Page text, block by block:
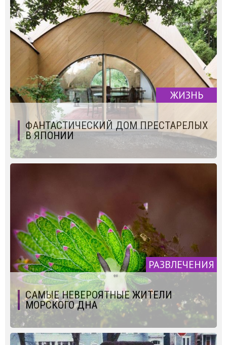
ЖИЗНЬ
ФАНТАСТИЧЕСКИЙ ДОМ ПРЕСТАРЕЛЫХ
В ЯПОНИИ
РАЗВЛЕЧЕНИЯ
САМЫЕ НЕВЕРОЯТНЫЕ ЖИТЕЛИ
МОРСКОГО ДНА